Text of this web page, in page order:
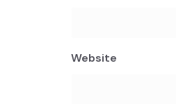
Website